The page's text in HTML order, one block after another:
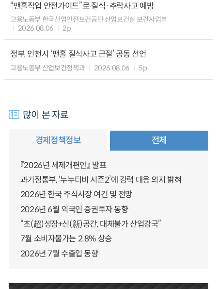
“맨홀작업 안전가이드”로 질식·추락사고 예방
고용노동부 한국산업안전보건공단 산업보건실 보건사업부
2026.08.06
2p
정부, 인천시 ‘맨홀 질식사고 근절’ 공동 선언
고용노동부 산업보건정책과 2026.08.06 5p
많이 본 자료
경제정책정보 전체
『2026년 세제개편안』 발표
과기정통부, ‘누누티비 시즌2’에 강력 대응 의지 밝혀
2026년 한국 주식시장 여건 및 전망
2026년 6월 외국인 증권투자 동향
“초(超)성장+신(新)공간, 대체불가 산업강국”
7월 소비자물가는 2.8% 상승
2026년 7월 수출입 동향